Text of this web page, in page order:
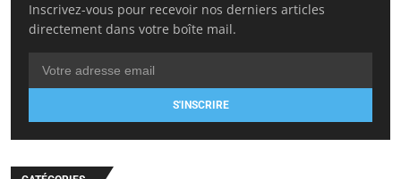
Inscrivez-vous pour recevoir nos derniers articles
directement dans votre boîte mail.
S'INSCRIRE